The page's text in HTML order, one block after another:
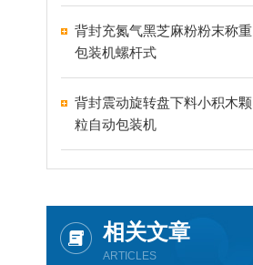
背封充氮气黑芝麻粉粉末称重
包装机螺杆式
背封震动旋转盘下料小积木颗
粒自动包装机
相关文章
ARTICLES